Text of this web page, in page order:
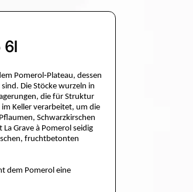
6l
Pomerol‑Plateau, dessen
Die Stöcke wurzeln in
die für Struktur
Keller verarbeitet, um die
Schwarzkirschen
Grave à Pomerol seidig
fruchtbetonten
dem Pomerol eine